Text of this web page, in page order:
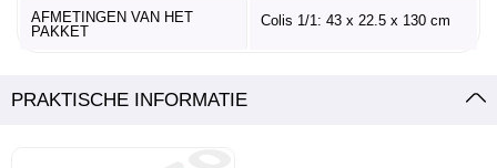
AFMETINGEN VAN HET
PAKKET
Colis 1/1: 43 x 22.5 x 130 cm
PRAKTISCHE INFORMATIE